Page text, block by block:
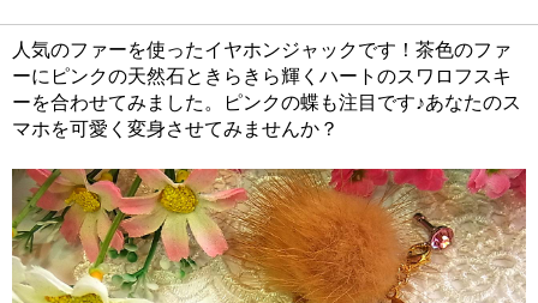
人気のファーを使ったイヤホンジャックです！茶色のファ
ーにピンクの天然石ときらきら輝くハートのスワロフスキ
ーを合わせてみました。ピンクの蝶も注目です♪あなたのス
マホを可愛く変身させてみませんか？